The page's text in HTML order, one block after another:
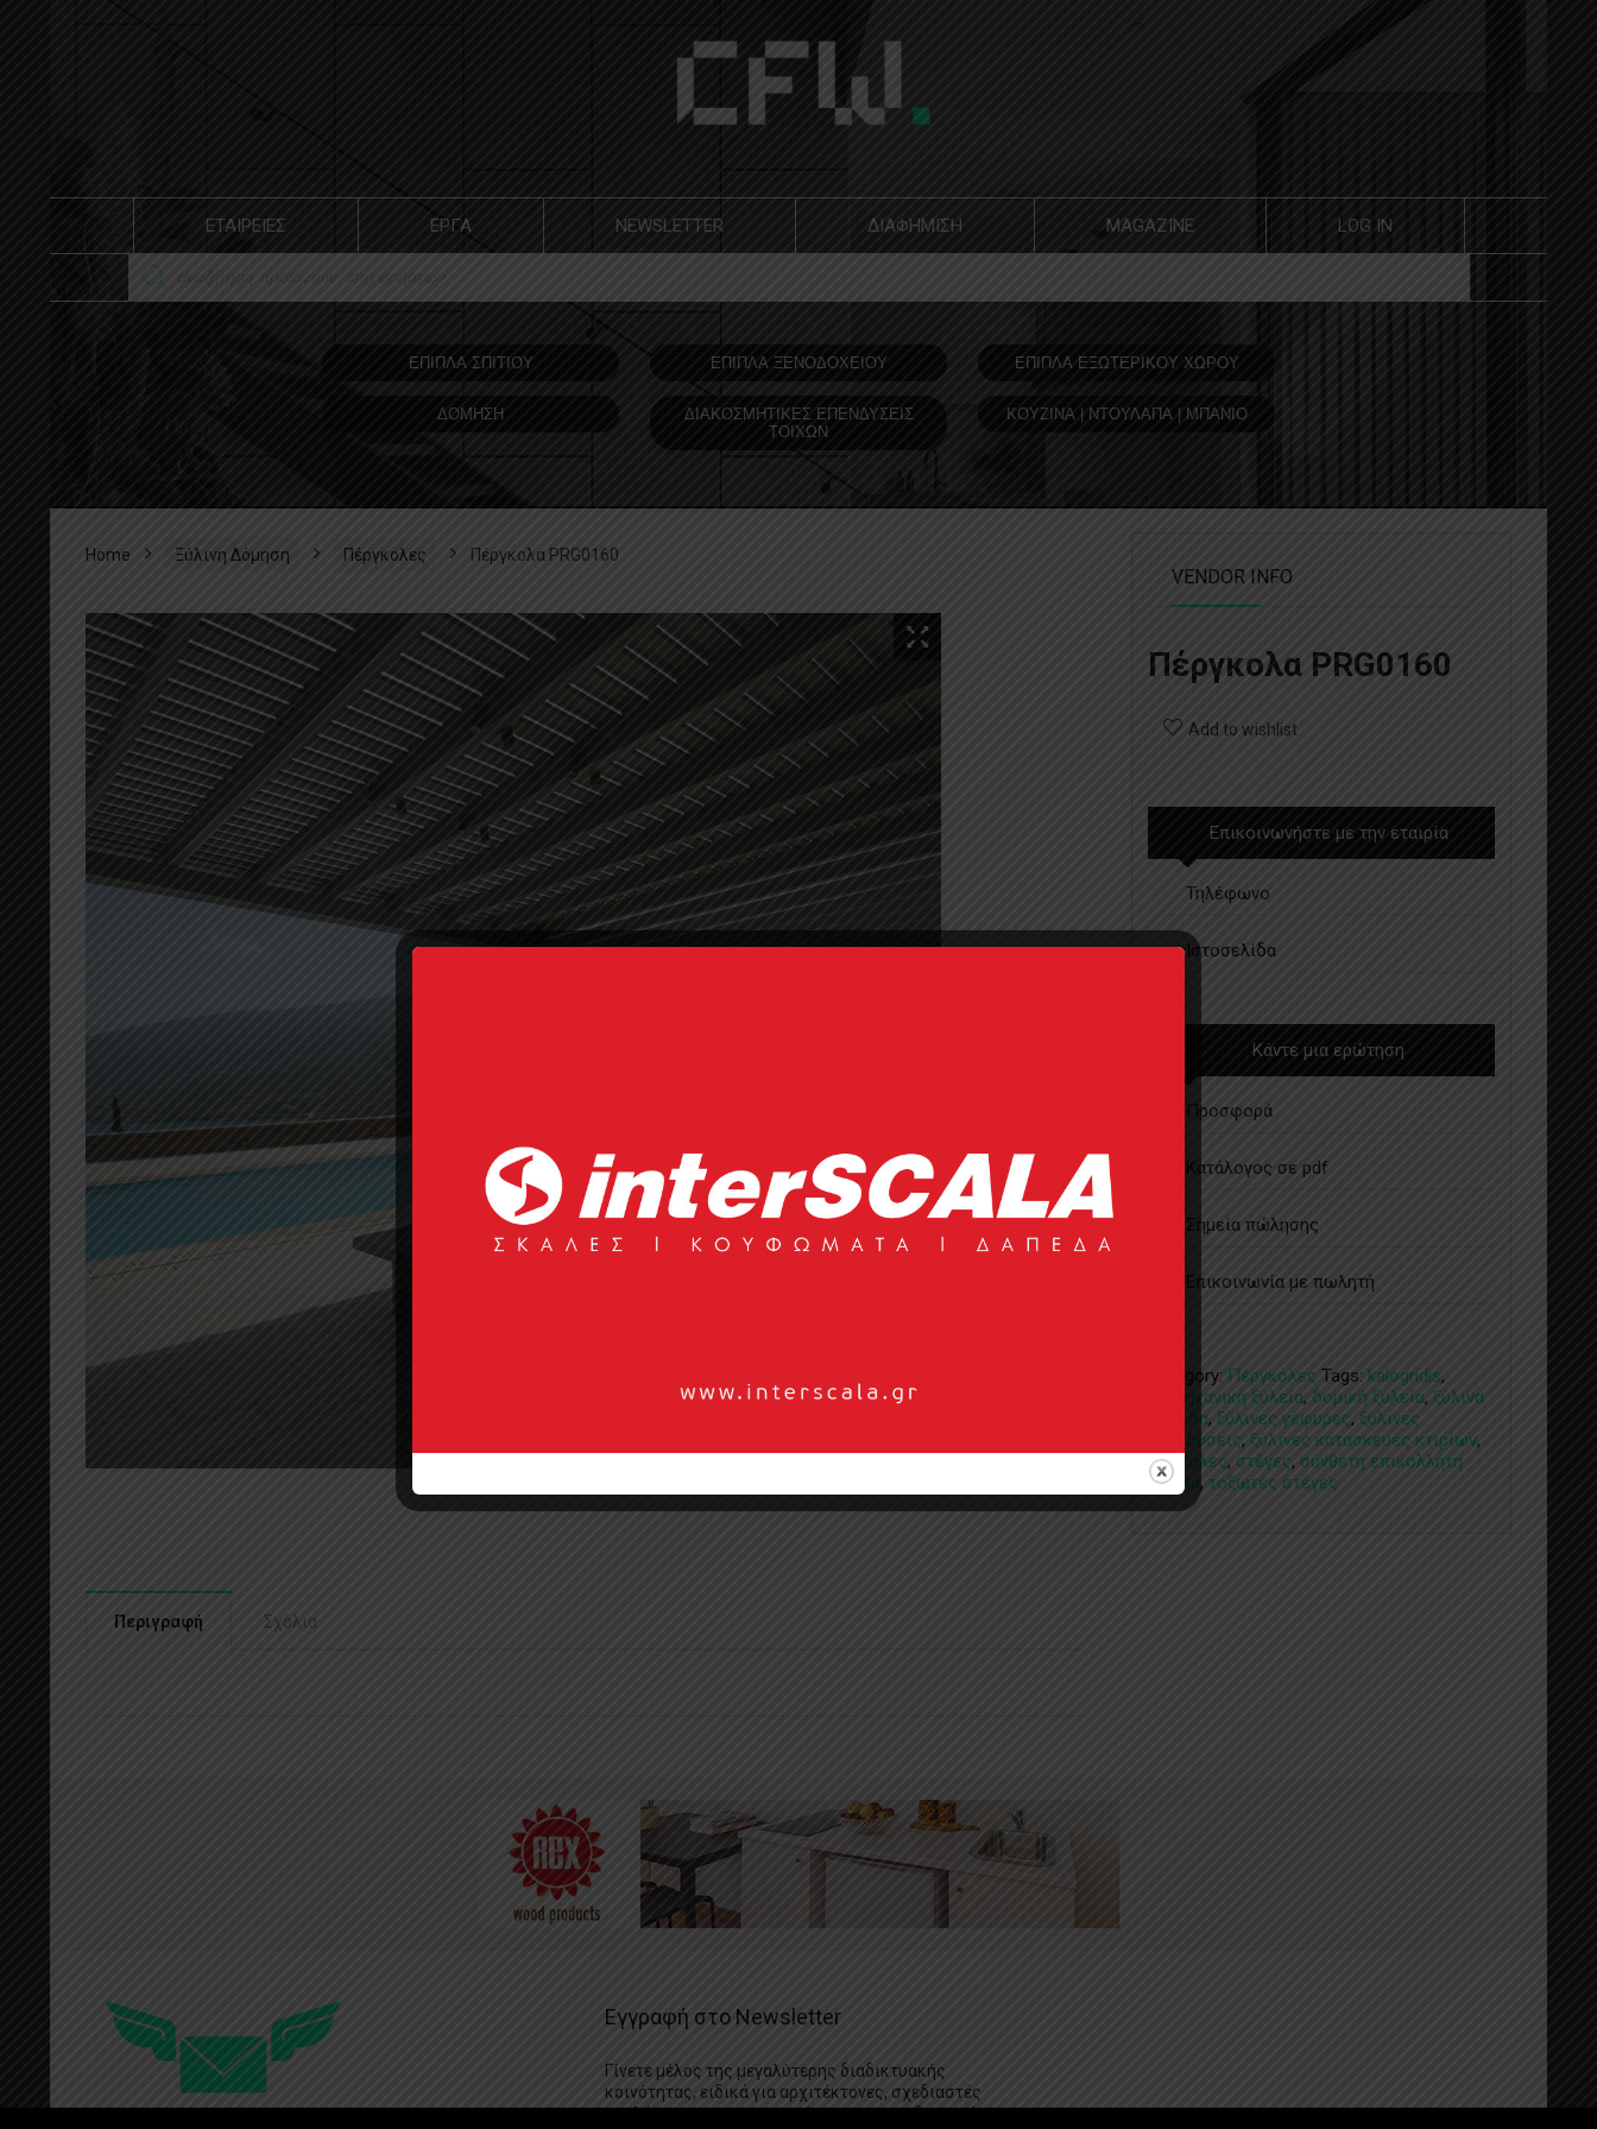
ΕΤΑΙΡΕΙΕΣ ΕΡΓΑ NEWSLETTER ΔΙΑΦΗΜΙΣΗ MAGAZINE LOG IN
ΕΠΙΠΛΑ ΣΠΙΤΙΟΥ ΕΠΙΠΛΑ ΞΕΝΟΔOΧΕΙΟΥ ΕΠΙΠΛΑ ΕΞΩΤΕΡΙΚΟΥ ΧΩΡΟΥ
ΔΟΜΗΣΗ
ΔΙΑΚΟΣΜΗΤΙΚΕΣ ΕΠΕΝΔΥΣΕΙΣ
ΤΟΙΧΩΝ
ΚΟΥΖΙΝΑ | ΝΤΟΥΛΑΠΑ | ΜΠΑΝΙΟ
Home Ξύλινη Δόμηση Πέργκολες Πέργκολα PRG0160
Περιγραφή Σχόλια
VENDOR INFO
Πέργκολα PRG0160
Add to wishlist
Επικοινωνήστε με την εταιρία
Τηλέφωνο
Ιστοσελίδα
Κάντε μια ερώτηση
Προσφορά
Κατάλογος σε pdf
Σημεία πώλησης
Επικοινωνία με πωλητή
Category: Πέργκολες Tags: kalogridis,
βιομηχανική ξυλεία, δομική ξυλεία, ξύλινα
δάπεδα, ξύλινες γέφυρες, ξύλινες
επενδύσεις, ξύλινες κατασκευές κτιρίων,
Πέργολες, στέγες, σύνθετη επικολλητη
ξυλεία, τοξωτές στέγες
Εγγραφή στο Newsletter
Γίνετε μέλος της μεγαλύτερης διαδικτυακής
κοινότητας, ειδικά για αρχιτέκτονες, σχεδιαστές
και λάτρεις της κατασκευής και του σχεδιασμού